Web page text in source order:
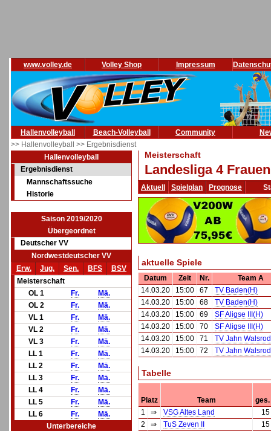
www.volley.de Volley Shop Impressum
Hallenvolleyball Beach-Volleyball Community
>> Hallenvolleyball >> Ergebnisdienst
Hallenvolleyball
Ergebnisdienst
Mannschaftssuche
Historie
Saison 2019/2020
Übergeordnet
Deutscher VV
Nordwestdeutscher VV
Erw.
Jug. Sen. BFS
BSV
Meisterschaft
OL 1
Fr.
Mä.
OL 2
Fr.
Mä.
VL 1
Fr.
Mä.
VL 2
Fr.
Mä.
VL 3
Fr.
Mä.
LL 1
Fr.
Mä.
LL 2
Fr.
Mä.
LL 3
Fr.
Mä.
LL 4
Fr.
Mä.
LL 5
Fr.
Mä.
LL 6
Fr.
Mä.
Unterbereiche
Meisterschaft
Landesliga 4
Aktuell Spielplan Prognose
aktuelle Spiele
Datum Zeit Nr.
Team A
14.03.20
15:00 67
TV Baden(H)
14.03.20
15:00 68
TV Baden(H)
14.03.20
15:00 69
SF Aligse III(H)
14.03.20
15:00 70
SF Aligse III(H)
14.03.20
15:00 71
TV Jahn
14.03.20
15:00 72 TV Jahn
Tabelle
Platz Team
ges.
1
⇒ VSG Altes Land
15
2
⇒ TuS Zeven II
15